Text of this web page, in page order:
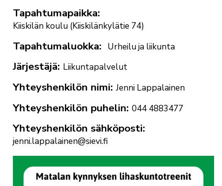
Tapahtumapaikka
Kiiskilän koulu (Kiiskilänkylätie 74)
Tapahtumaluokka Urheilu ja liikunta
Järjestäjä Liikuntapalvelut
Yhteyshenkilön nimi Jenni Lappalainen
Yhteyshenkilön puhelin 044 4883477
Yhteyshenkilön sähköposti
jenni.lappalainen@sievi.fi